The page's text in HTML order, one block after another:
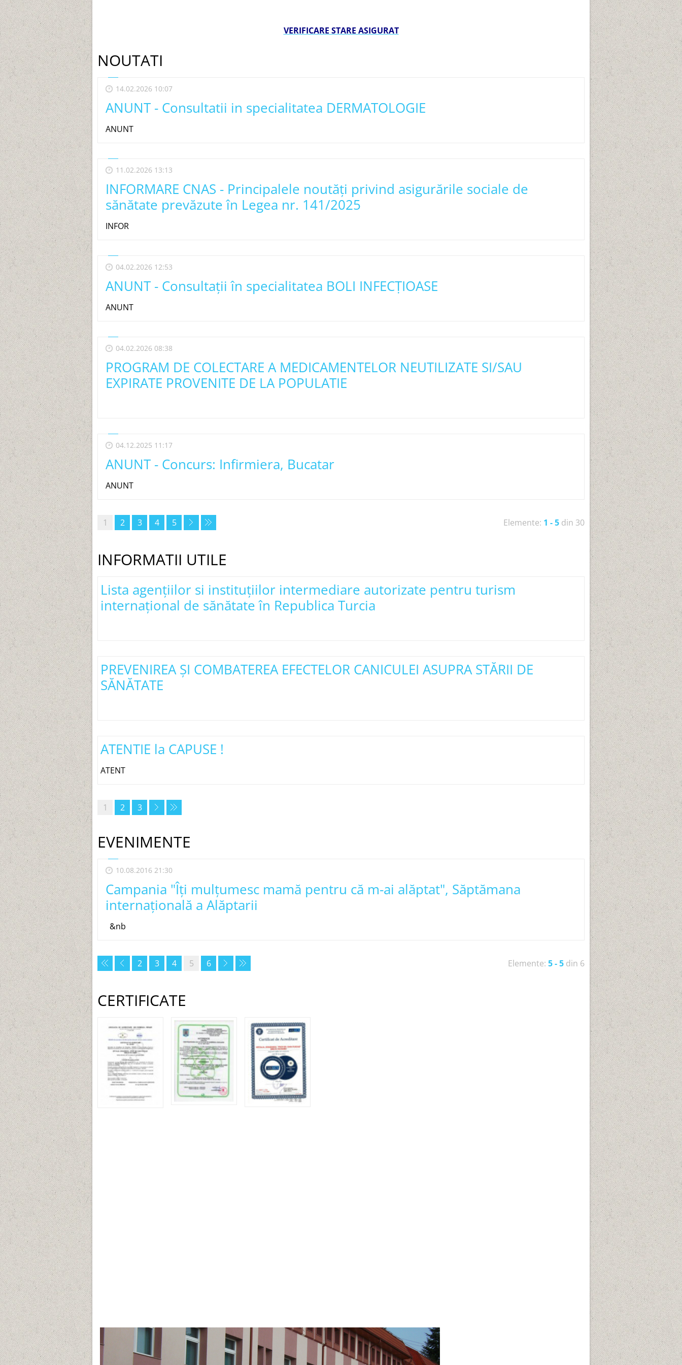
VERIFICARE STARE ASIGURAT
NOUTATI
14.02.2026 10:07
ANUNT - Consultatii in specialitatea DERMATOLOGIE
ANUNT
11.02.2026 13:13
INFORMARE CNAS - Principalele noutăți privind asigurările sociale de
sănătate prevăzute în Legea nr. 141/2025
INFOR
04.02.2026 12:53
ANUNT - Consultaţii în specialitatea BOLI INFECṬIOASE
ANUNT
04.02.2026 08:38
PROGRAM DE COLECTARE A MEDICAMENTELOR NEUTILIZATE SI/SAU
EXPIRATE PROVENITE DE LA POPULATIE
04.12.2025 11:17
ANUNT - Concurs: Infirmiera, Bucatar
ANUNT
Elemente: 1 - 5 din 30
1 2 3 4 5
INFORMATII UTILE
Lista agențiilor si instituțiilor intermediare autorizate pentru turism
internațional de sănătate în Republica Turcia
PREVENIREA ŞI COMBATEREA EFECTELOR CANICULEI ASUPRA STĂRII DE
SĂNĂTATE
ATENTIE la CAPUSE !
ATENT
1 2 3
EVENIMENTE
10.08.2016 21:30
Campania "Îți mulțumesc mamă pentru că m-ai alăptat", Săptămana
internațională a Alăptarii
&nb
Elemente: 5 - 5 din 6
2 3 4 5 6
CERTIFICATE